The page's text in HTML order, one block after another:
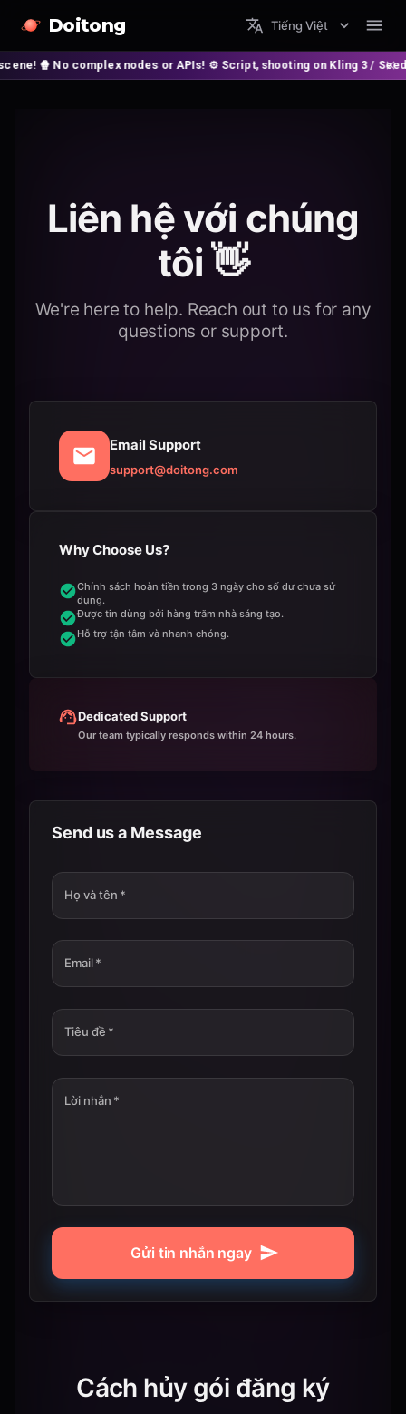
Doitong Tiếng Việt
complex nodes or APIs! ⚙️ Script, shooting on Kling 3 / Seedance
Liên hệ với chúng
tôi 👋
We're here to help. Reach out to us for any
questions or support.
Email Support
support@doitong.com
Why Choose Us?
Chính sách hoàn tiền trong 3 ngày cho số dư chưa sử
dụng.
Được tin dùng bởi hàng trăm nhà sáng tạo.
Hỗ trợ tận tâm và nhanh chóng.
Dedicated Support
Our team typically responds within 24 hours.
Send us a Message
Họ và tên *
Email*
Tiêu đề *
Lời nhắn *
Gửi tin nhắn ngay
Cách hủy gói đăng ký